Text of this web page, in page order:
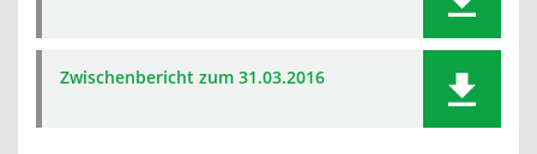
Zwischenbericht zum 31.03.2016